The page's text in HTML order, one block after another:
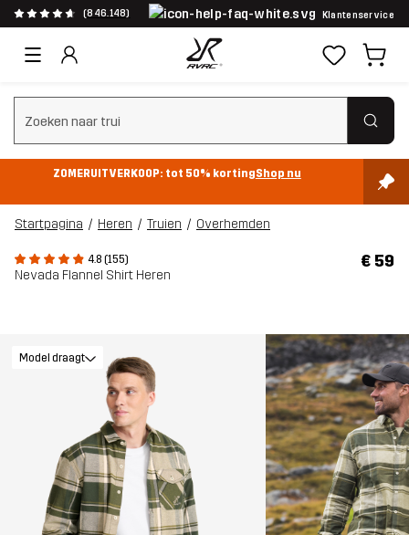
(846.148) Klantenservice
Zoeken wissen
ZOMERUITVERKOOP: tot 50% kortingShop nu
Startpagina Heren Truien Overhemden
4.8 (155)
Nevada Flannel Shirt Heren
€ 59
Model draagt